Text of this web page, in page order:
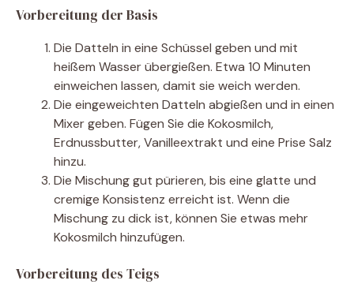
Vorbereitung der Basis
Die Datteln in eine Schüssel geben und mit
heißem Wasser übergießen. Etwa 10 Minuten
einweichen lassen, damit sie weich werden.
Die eingeweichten Datteln abgießen und in einen
Mixer geben. Fügen Sie die Kokosmilch,
Erdnussbutter, Vanilleextrakt und eine Prise Salz
hinzu.
Die Mischung gut pürieren, bis eine glatte und
cremige Konsistenz erreicht ist. Wenn die
Mischung zu dick ist, können Sie etwas mehr
Kokosmilch hinzufügen.
Vorbereitung des Teigs